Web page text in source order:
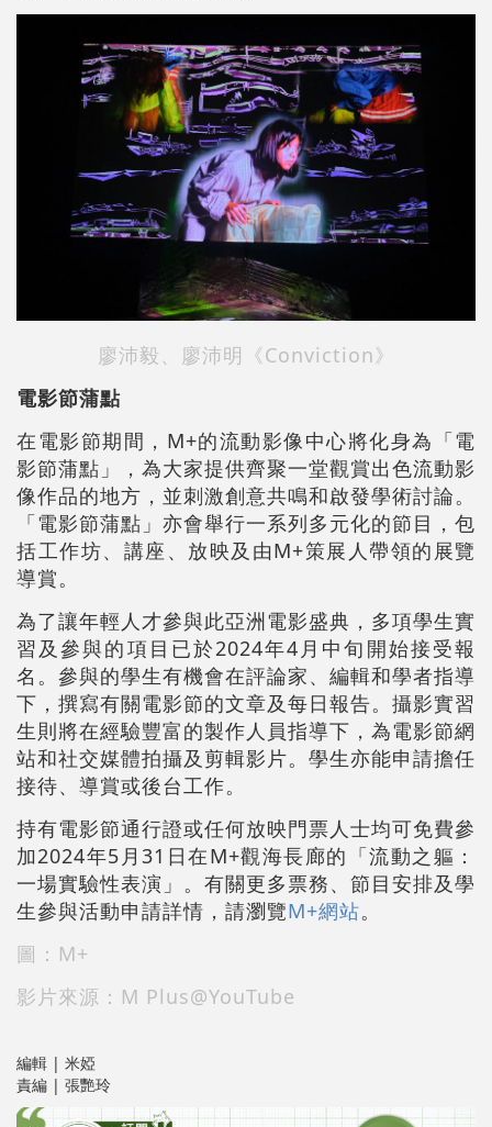
廖沛毅、廖沛明《Conviction》
電影節蒲點
在電影節期間，M+的流動影像中心將化身為「電
影節蒲點」，為大家提供齊聚一堂觀賞出色流動影
像作品的地方，並刺激創意共鳴和啟發學術討論。
「電影節蒲點」亦會舉行一系列多元化的節目，包
括工作坊、講座、放映及由M+策展人帶領的展覽
導賞。
為了讓年輕人才參與此亞洲電影盛典，多項學生實
習及參與的項目已於2024年4月中旬開始接受報
名。參與的學生有機會在評論家、編輯和學者指導
下，撰寫有關電影節的文章及每日報告。攝影實習
生則將在經驗豐富的製作人員指導下，為電影節網
站和社交媒體拍攝及剪輯影片。學生亦能申請擔任
接待、導賞或後台工作。
持有電影節通行證或任何放映門票人士均可免費參
加2024年5月31日在M+觀海長廊的「流動之軀：
一場實驗性表演」。有關更多票務、節目安排及學
生參與活動申請詳情，請瀏覽M+網站。
圖：M+
影片來源：M Plus@YouTube
編輯 | 米婭
責編 | 張艷玲